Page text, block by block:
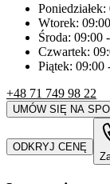
Poniedziałek:
Wtorek: 09:00
Środa: 09:00 -
Czwartek:
Piątek: 09:00
+48 71 749 98 22
UMÓW SIĘ NA
ODKRYJ CENĘ